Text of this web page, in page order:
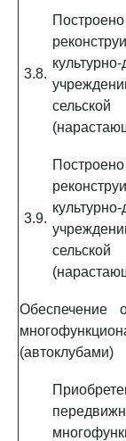
3.8.
сельской
3.9.
сельской
Обеспечение
(автоклубами)